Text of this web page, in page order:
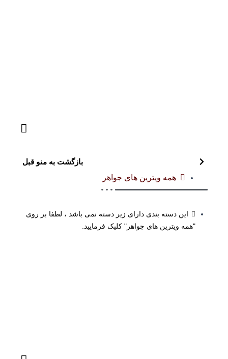
بازگشت به منو قبل
همه ویترین های جواهر
این دسته بندی دارای زیر دسته نمی باشد ، لطفا بر روی
"همه ویترین های جواهر" کلیک فرمایید.